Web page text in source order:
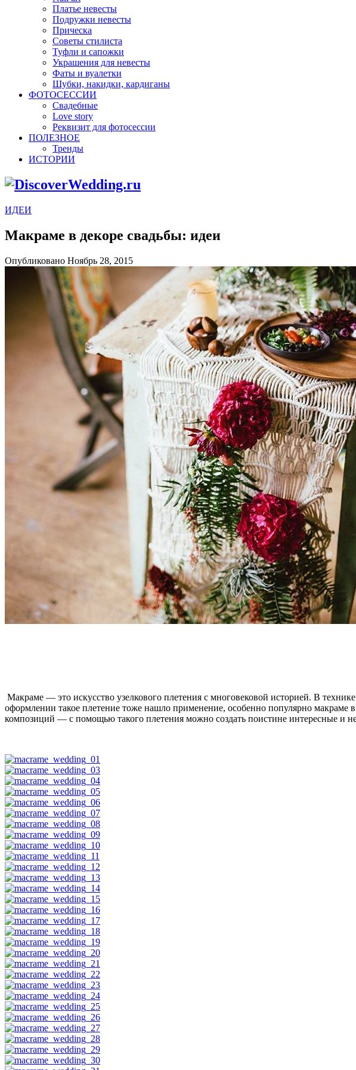
Платье невесты
Подружки невесты
Прическа
Советы стилиста
Туфли и сапожки
Украшения для невесты
Фаты и вуалетки
Шубки, накидки, кардиганы
ФОТОСЕССИИ
Свадебные
Love story
Реквизит для фотосессии
ПОЛЕЗНОЕ
Тренды
ИСТОРИИ
ИДЕИ
Макраме в декоре свадьбы: идеи
Опубликовано Ноябрь 28, 2015
Макраме — это искусство узелкового плетения с многовековой историей. В
оформлении такое плетение тоже нашло применение, особенно популярно
композиций — с помощью такого плетения можно создать поистине интересные и